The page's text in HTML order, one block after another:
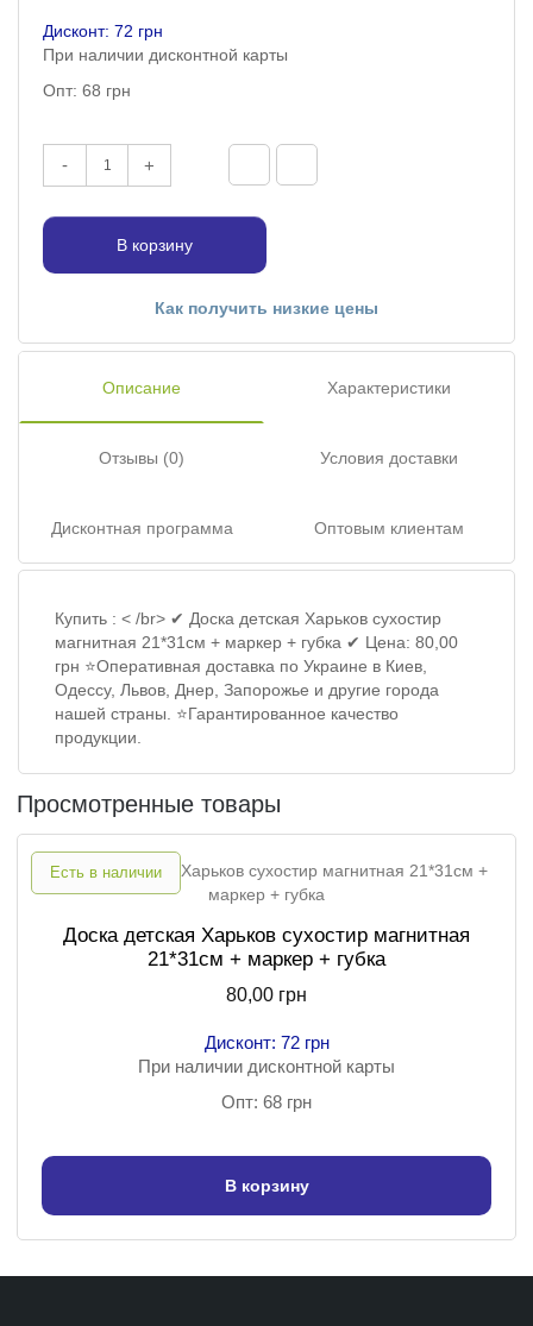
Дисконт: 72 грн
При наличии дисконтной карты
Опт: 68 грн
- +
В корзину
Как получить низкие цены
Описание Характеристики
Отзывы (0) Условия доставки
Дисконтная программа Оптовым клиентам
Купить : < /br> ✔ Доска детская Харьков сухостир
магнитная 21*31см + маркер + губка ✔ Цена: 80,00
грн ⭐Оперативная доставка по Украине в Киев,
Одессу, Львов, Днер, Запорожье и другие города
нашей страны. ⭐Гарантированное качество
продукции.
Просмотренные товары
Есть в наличии
Доска детская Харьков сухостир магнитная
21*31см + маркер + губка
80,00 грн
Дисконт: 72 грн
При наличии дисконтной карты
Опт: 68 грн
В корзину